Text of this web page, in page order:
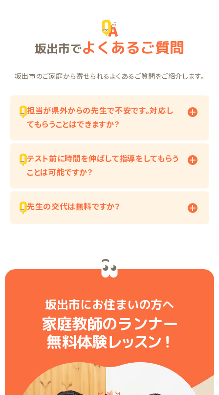
坂出市でよくあるご質問
坂出市のご家庭から寄せられるよくあるご質問をご紹介します。
担当が県外からの先生で不安です。対応し
てもらうことはできますか？
テスト前に時間を伸ばして指導をしてもらう
ことは可能ですか？
先生の交代は無料ですか？
坂出市にお住まいの方へ
家庭教師のランナー
無料体験レッスン！